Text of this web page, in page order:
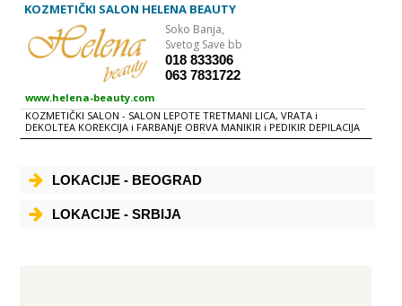
KOZMETIČKI SALON HELENA BEAUTY
Soko Banja,
Svetog Save bb
018 833306
063 7831722
www.helena-beauty.com
KOZMETIČKI SALON - SALON LEPOTE TRETMANI LICA, VRATA i
DEKOLTEA KOREKCIJA i FARBANjE OBRVA MANIKIR i PEDIKIR DEPILACIJA
ŠMINKANjE FRIZERSKE USLUGE MASAŽE ANTICELULIT TRETMAN NEGA
LOKACIJE - BEOGRAD
LOKACIJE - SRBIJA